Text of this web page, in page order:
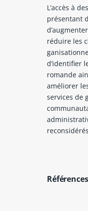
L’accès à
présentant
réduire les
d’identifier
romande
améliorer
services de
Références